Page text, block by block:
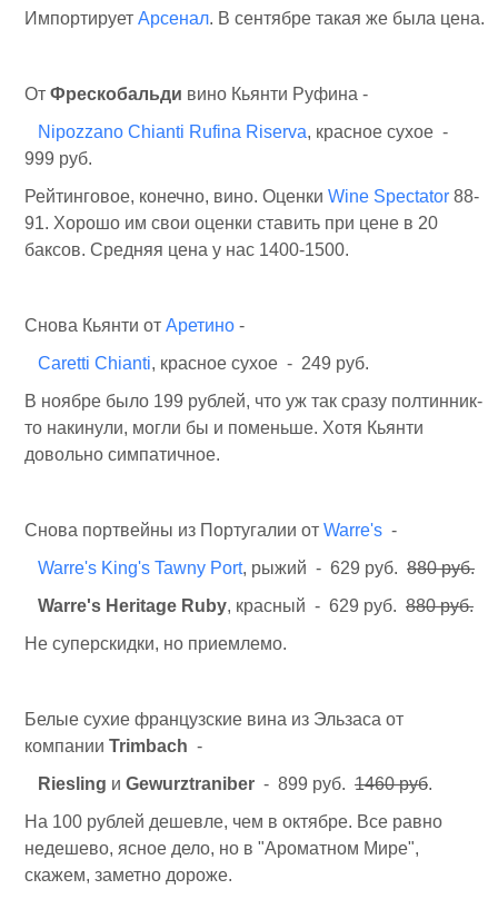
Импортирует Арсенал. В сентябре такая же была цена.
От Фрескобальди вино Кьянти Руфина -
Nipozzano Chianti Rufina Riserva, красное сухое -
999 руб.
Рейтинговое, конечно, вино. Оценки Wine Spectator 88-
91. Хорошо им свои оценки ставить при цене в 20
баксов. Средняя цена у нас 1400-1500.
Снова Кьянти от Аретино -
Caretti Chianti, красное сухое - 249 руб.
В ноябре было 199 рублей, что уж так сразу полтинник-
то накинули, могли бы и поменьше. Хотя Кьянти
довольно симпатичное.
Снова портвейны из Португалии от Warre's -
Warre's King's Tawny Port, рыжий - 629 руб. 880 руб.
Warre's Heritage Ruby, красный - 629 руб. 880 руб.
Не суперскидки, но приемлемо.
Белые сухие французские вина из Эльзаса от
компании Trimbach -
Riesling и Gewurztraniber - 899 руб. 1460 руб.
На 100 рублей дешевле, чем в октябре. Все равно
недешево, ясное дело, но в "Ароматном Мире",
скажем, заметно дороже.